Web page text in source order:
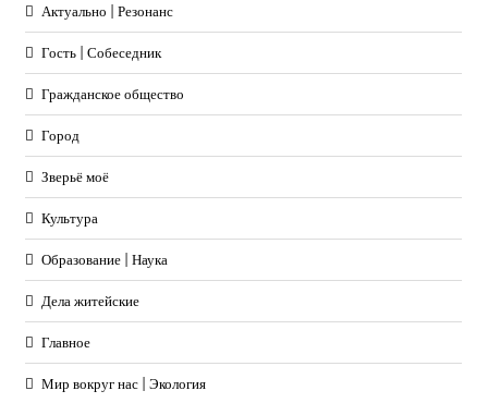
Актуально | Резонанс
Гость | Собеседник
Гражданское общество
Город
Зверьё моё
Культура
Образование | Наука
Дела житейские
Главное
Мир вокруг нас | Экология